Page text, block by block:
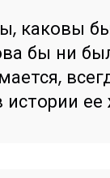
каковы
бы ни
ее